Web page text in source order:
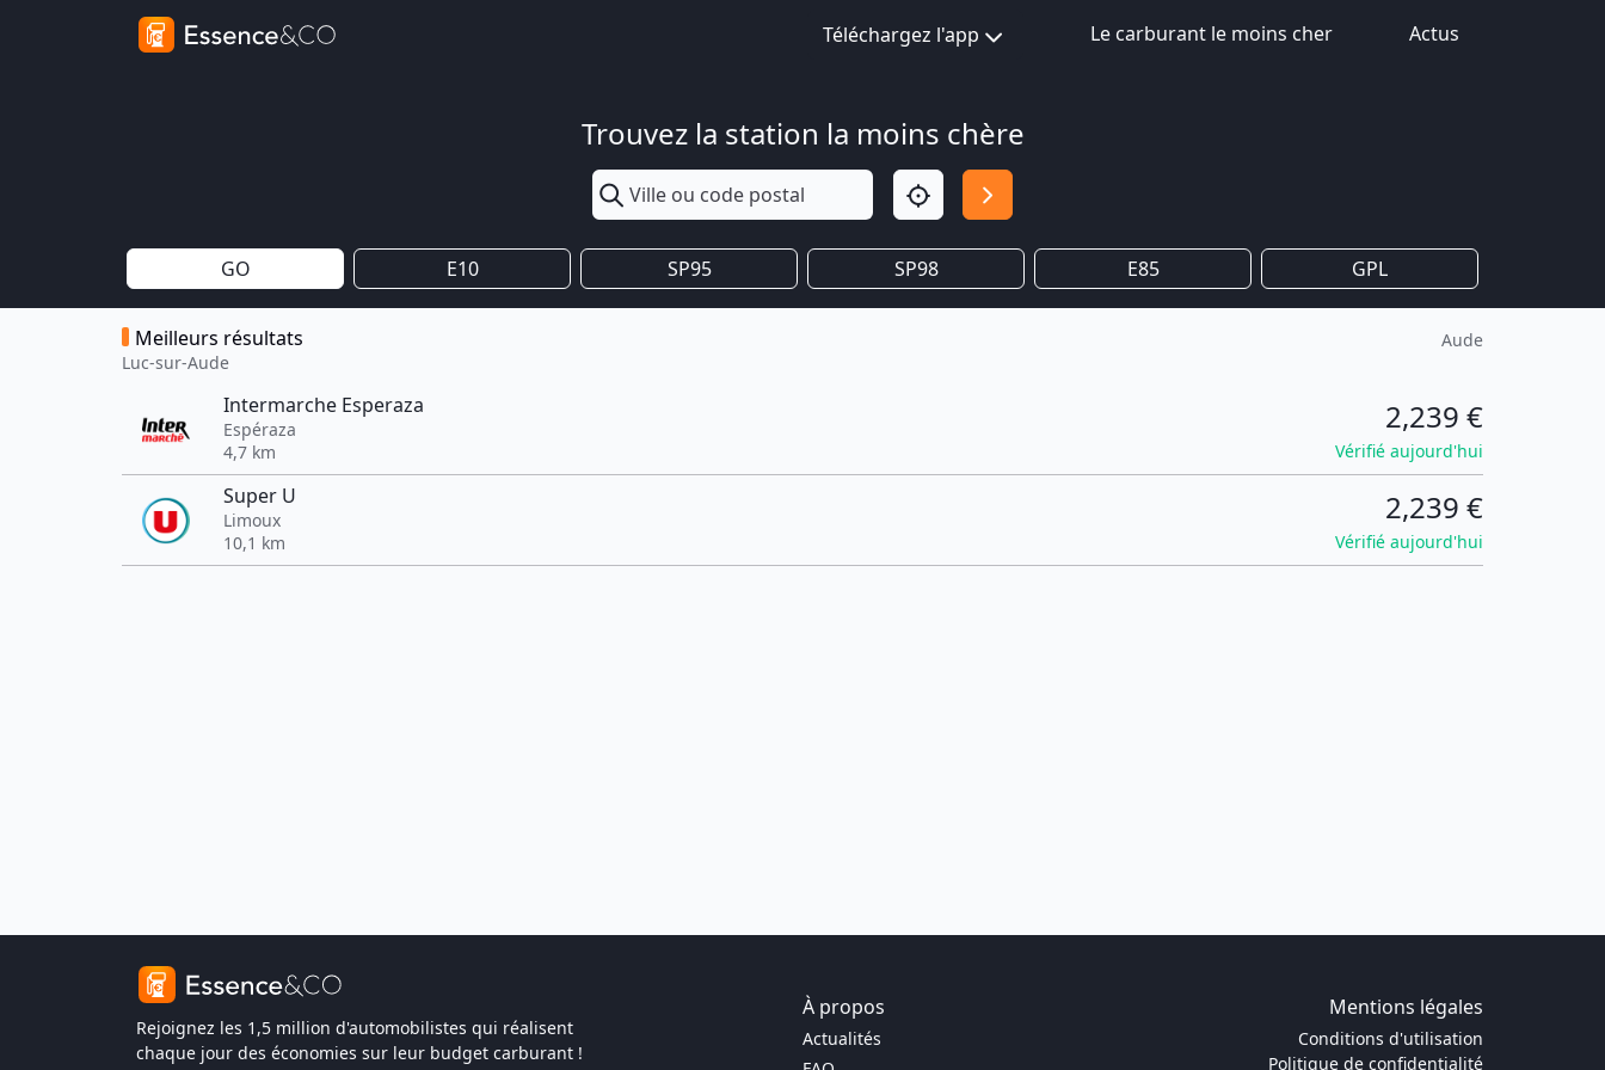
Téléchargez l'app Le carburant le moins cher Actus
Trouvez la station la moins chère
GO E10 SP95 SP98 E85 GPL
Meilleurs résultats
Luc-sur-Aude
Aude
Intermarche Esperaza
Espéraza
4,7 km
2,239 €
Vérifié aujourd'hui
Super U
Limoux
10,1 km
2,239 €
Vérifié aujourd'hui
Rejoignez les 1,5 million d'automobilistes qui réalisent
chaque jour des économies sur leur budget carburant !
À propos Mentions légales
Actualités
Conditions d'utilisation
Politique de confidentialité